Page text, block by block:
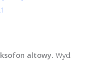
altowy. Wyd.